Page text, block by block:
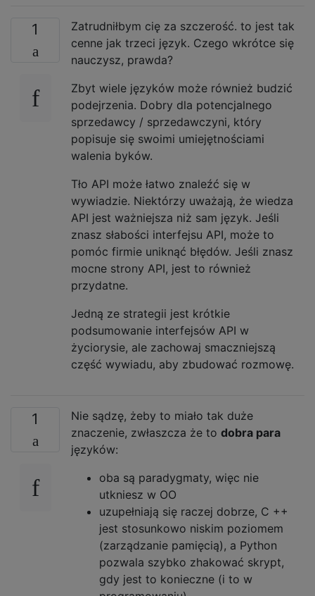
1
Zatrudniłbym cię za szczerość. to jest tak
cenne jak trzeci język. Czego wkrótce się
nauczysz, prawda?
Zbyt wiele języków może również budzić
podejrzenia. Dobry dla potencjalnego
sprzedawcy / sprzedawczyni, który
popisuje się swoimi umiejętnościami
walenia byków.
Tło API może łatwo znaleźć się w
wywiadzie. Niektórzy uważają, że wiedza
API jest ważniejsza niż sam język. Jeśli
znasz słabości interfejsu API, może to
pomóc firmie uniknąć błędów. Jeśli znasz
mocne strony API, jest to również
przydatne.
Jedną ze strategii jest krótkie
podsumowanie interfejsów API w
życiorysie, ale zachowaj smaczniejszą
część wywiadu, aby zbudować rozmowę.
1
Nie sądzę, żeby to miało tak duże
znaczenie, zwłaszcza że to dobra para
języków:
oba są paradygmaty, więc nie
utkniesz w OO
uzupełniają się raczej dobrze, C ++
jest stosunkowo niskim poziomem
(zarządzanie pamięcią), a Python
pozwala szybko zhakować skrypt,
gdy jest to konieczne (i to w